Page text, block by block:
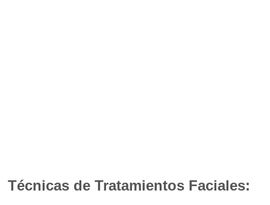
Técnicas de Tratamientos Faciales: